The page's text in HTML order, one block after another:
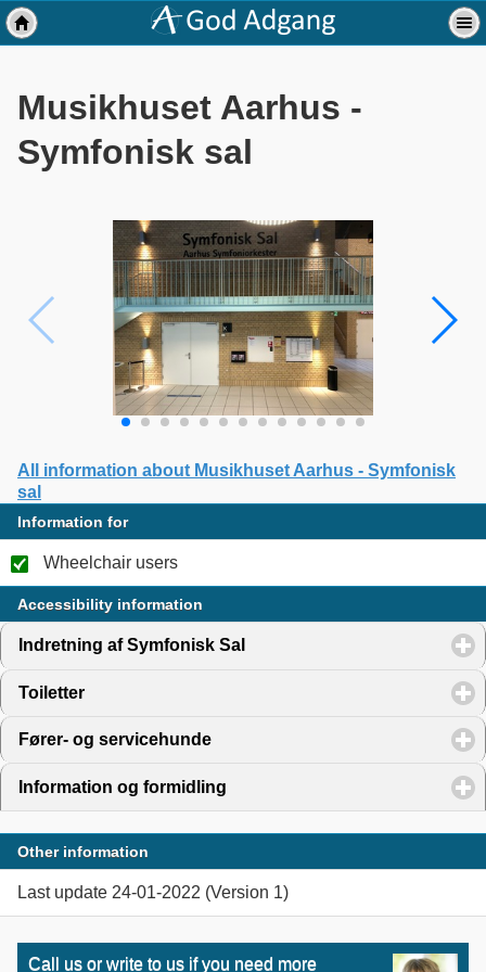
Musikhuset Aarhus -
Symfonisk sal
All information about Musikhuset Aarhus - Symfonisk
sal
Information for
Wheelchair users
Accessibility information
Indretning af Symfonisk Sal
Toiletter
Fører- og servicehunde
Information og formidling
Other information
Last update 24-01-2022 (Version 1)
Call us or write to us if you need more